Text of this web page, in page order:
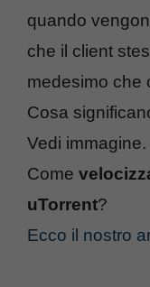
quando
che il client
medesimo che
Cosa
Vedi immagine.
Come
uTorrent?
Ecco il nostro